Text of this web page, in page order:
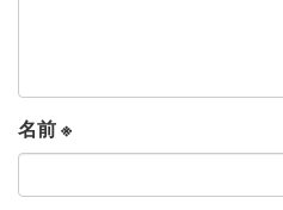
名前※